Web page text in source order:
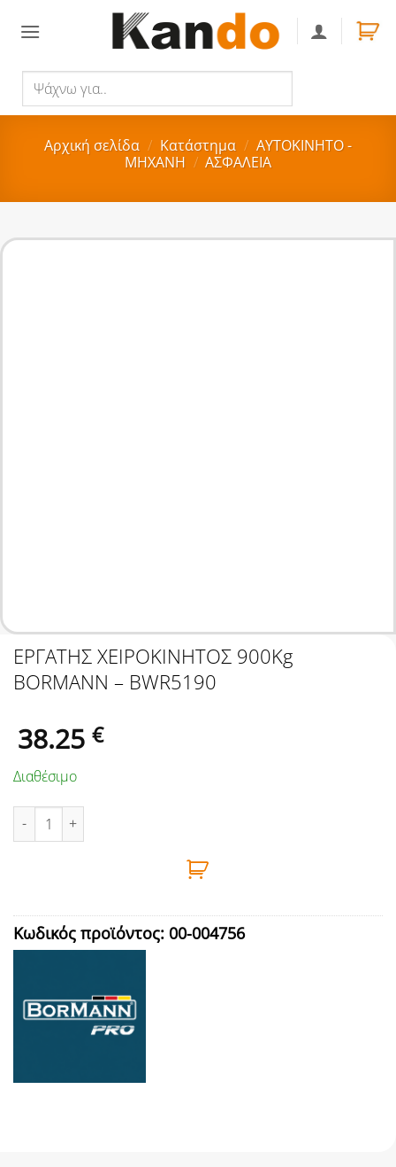
για..
Αρχική σελίδα / Κατάστημα / ΑΥΤΟΚΙΝΗΤΟ -
ΜΗΧΑΝΗ / ΑΣΦΑΛΕΙΑ
ΕΡΓΑΤΗΣ ΧΕΙΡΟΚΙΝΗΤΟΣ 900Kg
BORMANN – BWR5190
38.25 €
Διαθέσιμο
ΕΡΓΑΤΗΣ ΧΕΙΡΟΚΙΝΗΤΟΣ 900Kg BORMANN - BWR5190 ποσότητα
Κωδικός προϊόντος: 00-004756